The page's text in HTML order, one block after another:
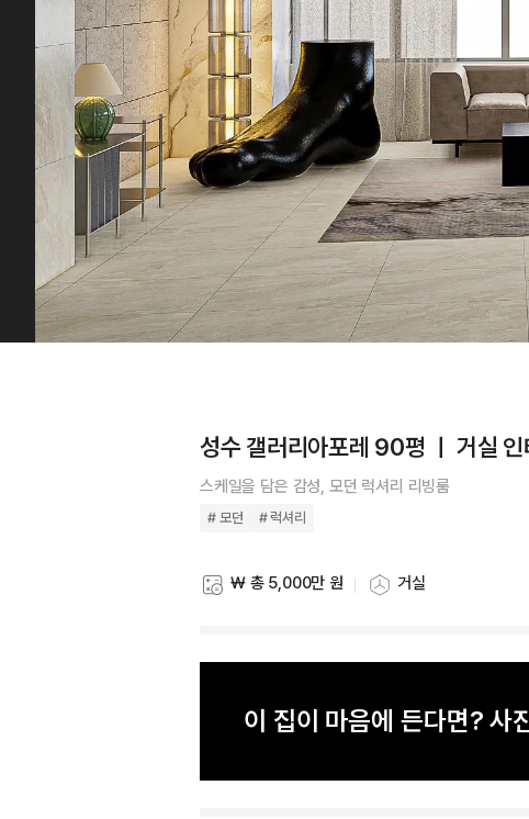
성수 갤러리아포레 90평 ㅣ 거실 인
스케일을 담은 감성, 모던 럭셔리 리빙룸
# 모던 # 럭셔리
스타일링 비용
₩ 총 5,000만 원
스타일링 공간
거실
이 집이 마음에 든다면? 사